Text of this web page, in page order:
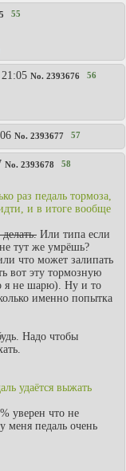
55
No. 2393676 56
No. 2393677 57
No. 2393678 58
раз педаль тормоза,
и в итоге вообще
Или типа если
тут же умрёшь?
что может залипать
вот эту тормозную
я не шарю). Ну и то
именно попытка
Надо чтобы
удаётся выжать
уверен что не
меня педаль очень